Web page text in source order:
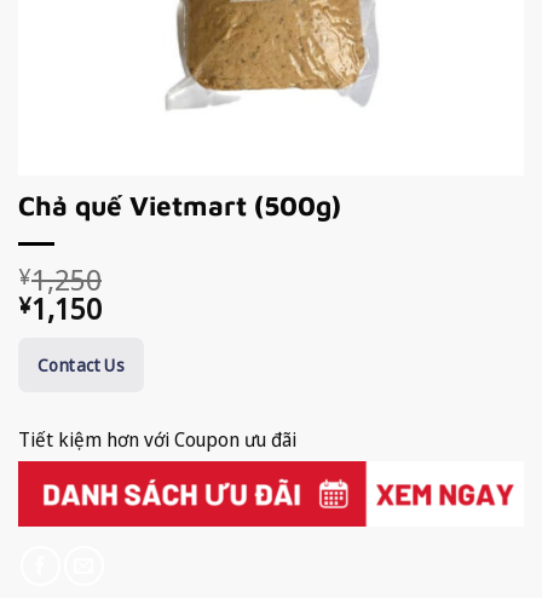
Chả quế Vietmart (500g)
¥1,250
Giá
gốc
¥1,250.
¥1,150
Giá
hiện
tại
là:
Contact Us
Tiết kiệm hơn với Coupon ưu đãi